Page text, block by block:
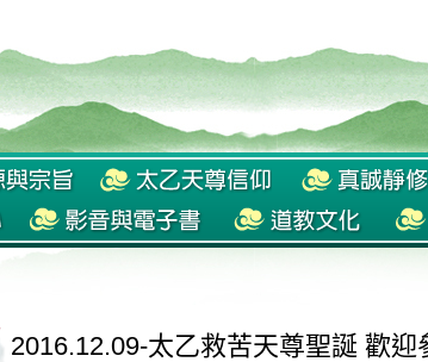
2016.12.09-太乙救苦天尊聖誕 歡迎